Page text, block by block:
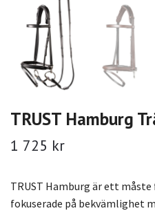
TRUST Hamburg
1 725 kr
TRUST Hamburg är ett
fokuserade på bekvämlighet